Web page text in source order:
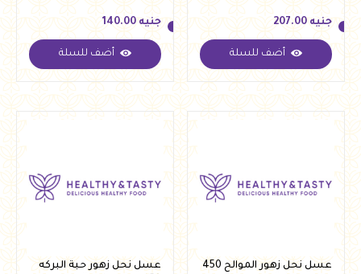
جنيه
جنيه 207.00
أضف للسلة
جنيه
جنيه 140.00
أضف للسلة
عسل نحل زهور الموالح 450
عسل نحل زهور حبة البركه